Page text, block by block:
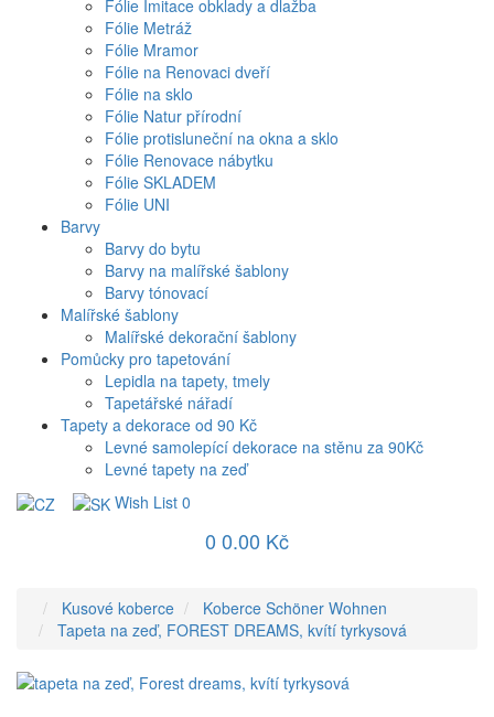
Fólie Imitace obklady a dlažba
Fólie Metráž
Fólie Mramor
Fólie na Renovaci dveří
Fólie na sklo
Fólie Natur přírodní
Fólie protisluneční na okna a sklo
Fólie Renovace nábytku
Fólie SKLADEM
Fólie UNI
Barvy
Barvy do bytu
Barvy na malířské šablony
Barvy tónovací
Malířské šablony
Malířské dekorační šablony
Pomůcky pro tapetování
Lepidla na tapety, tmely
Tapetářské nářadí
Tapety a dekorace od 90 Kč
Levné samolepící dekorace na stěnu za 90Kč
Levné tapety na zeď
Wish List 0
0 0.00 Kč
Kusové koberce
Koberce Schöner Wohnen
Tapeta na zeď, FOREST DREAMS, kvítí tyrkysová